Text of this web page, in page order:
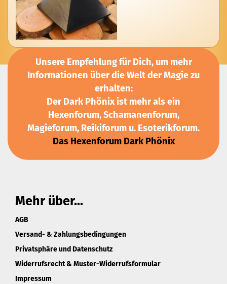
Unsere Empfehlung für Dich, um mehr
Informationen über die Welt der Magie zu
erhalten:
Der Dark Phönix ist mehr als ein
Hexenforum, Schamanenforum,
Magieforum, Reikiforum u. Esoterikforum.
Das Hexenforum Dark Phönix
Mehr über...
AGB
Versand- & Zahlungsbedingungen
Privatsphäre und Datenschutz
Widerrufsrecht & Muster-Widerrufsformular
Impressum